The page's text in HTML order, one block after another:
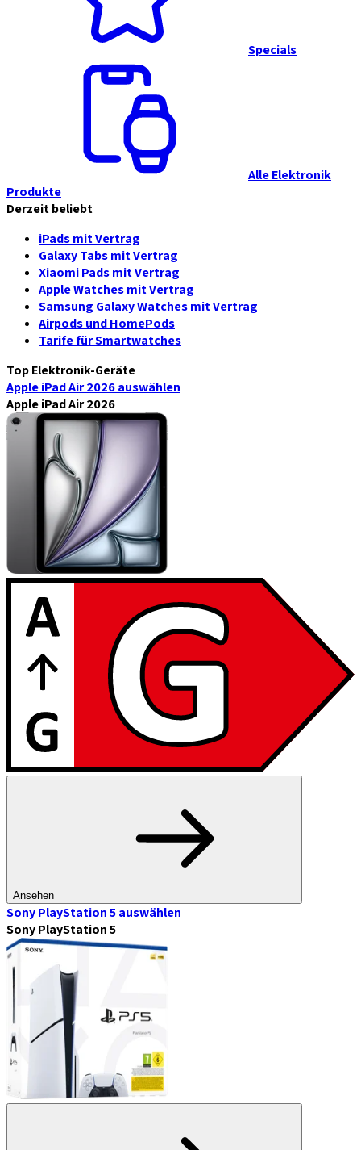
Specials
Alle Elektronik
Produkte
Derzeit beliebt
iPads mit Vertrag
Galaxy Tabs mit Vertrag
Xiaomi Pads mit Vertrag
Apple Watches mit Vertrag
Samsung Galaxy Watches mit Vertrag
Airpods und HomePods
Tarife für Smartwatches
Top Elektronik-Geräte
Apple iPad Air 2026auswählen
Apple iPad Air 2026
Ansehen
Sony PlayStation 5auswählen
Sony PlayStation 5